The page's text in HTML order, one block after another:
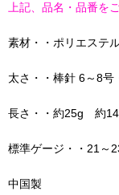
上記、品名・品番を
素材・・ポリエステ
太さ・・棒針 6～8号
長さ・・約25g 約
標準ゲージ・・21～
中国製